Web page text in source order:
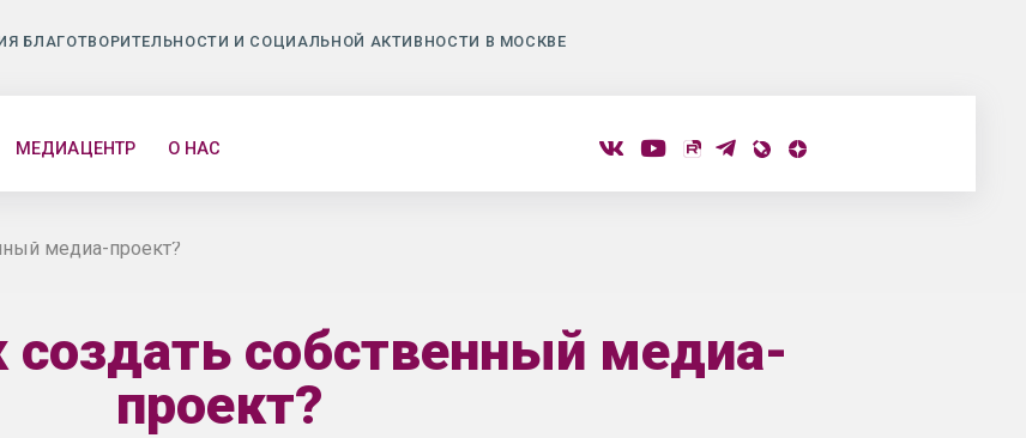
БЛАГОТВОРИТЕЛЬНОСТИ И СОЦИАЛЬНОЙ АКТИВНОСТИ В МОСКВЕ
МЕДИАЦЕНТР О НАС
медиа-проект?
создать собственный медиа-
проект?